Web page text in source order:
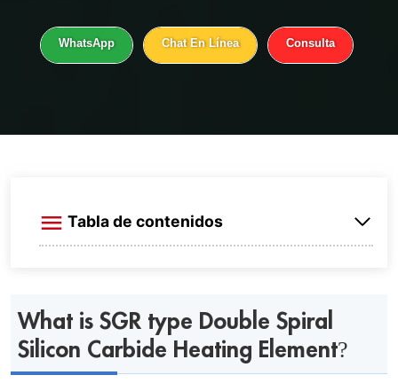
WhatsApp Chat En Línea Consulta
Tabla de contenidos
Carbide Heating Element?
Model number and reference data for SGR
What is SGR type Double Spiral
Silicon Carbide Heating Element?